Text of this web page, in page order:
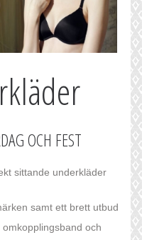
OCH FEST
sittande underkläder
samt ett brett utbud
och